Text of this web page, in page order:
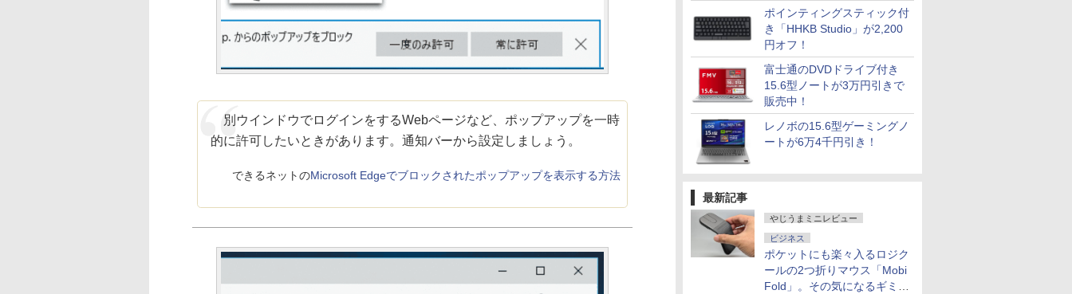
ポインティングスティック付
き「HHKB Studio」が2,200
円オフ！
富士通のDVDドライブ付き
15.6型ノートが3万円引きで
販売中！
レノボの15.6型ゲーミングノ
ートが6万4千円引き！
最新記事
やじうまミニレビュー
ビジネス
ポケットにも楽々入るロジク
ールの2つ折りマウス「Mobi
Fold」。その気になるギミッ
別ウインドウでログインをするWebページなど、ポップアップを一時
的に許可したいときがあります。通知バーから設定しましょう。
できるネットのMicrosoft Edgeでブロックされたポップアップを表示する方法